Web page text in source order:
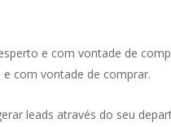
e com vontade de
com vontade de comprar.
leads através do seu